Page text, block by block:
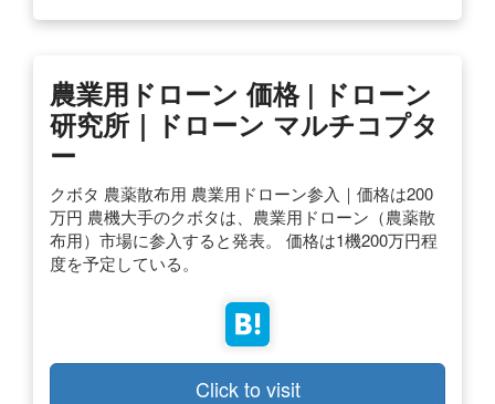
農業用ドローン 価格 | ドローン
研究所｜ドローン マルチコプタ
ー
クボタ 農薬散布用 農業用ドローン参入｜価格は200
万円 農機大手のクボタは、農業用ドローン（農薬散
布用）市場に参入すると発表。 価格は1機200万円程
度を予定している。
Click to visit